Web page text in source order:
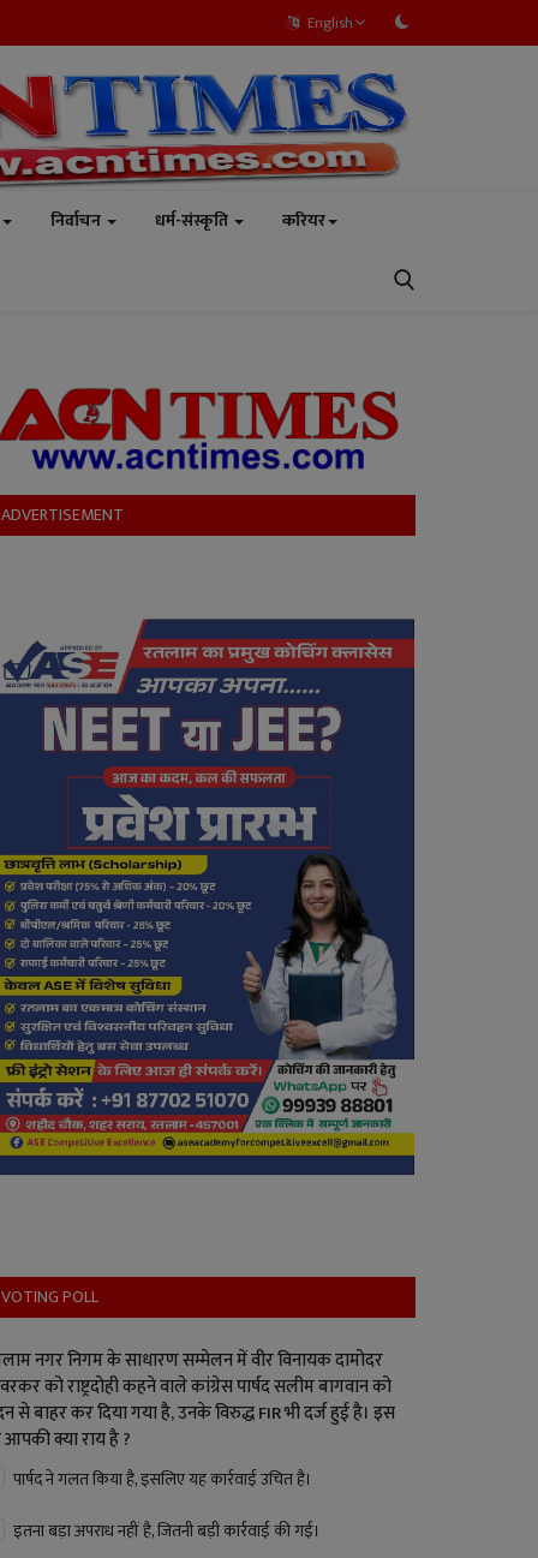
English
निर्वाचन धर्म-संस्कृति करियर
ADVERTISEMENT
VOTING POLL
नगर निगम के साधारण सम्मेलन में वीर विनायक दामोदर
को राष्ट्रदोही कहने वाले कांग्रेस पार्षद सलीम बागवान को
से बाहर कर दिया गया है, उनके विरुद्ध FIR भी दर्ज हुई है। इस
आपकी क्या राय है ?
पार्षद ने गलत किया है, इसलिए यह कार्रवाई उचित है।
इतना बड़ा अपराध नहीं है, जितनी बड़ी कार्रवाई की गई।